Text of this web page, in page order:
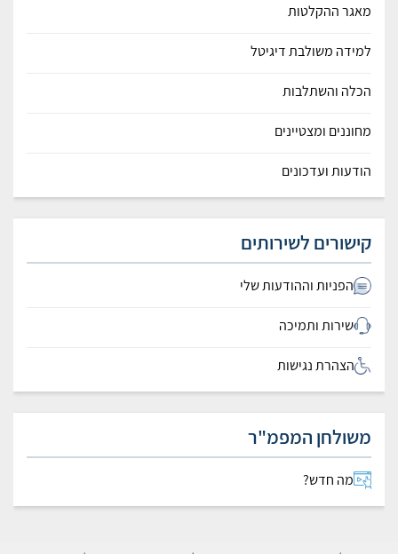
מאגר ההקלטות
למידה משולבת דיגיטל
הכלה והשתלבות
מחוננים ומצטיינים
הודעות ועדכונים
קישורים לשירותים
הפניות וההודעות שלי
שירות ותמיכה
הצהרת נגישות
משולחן המפמ"ר
מה חדש?